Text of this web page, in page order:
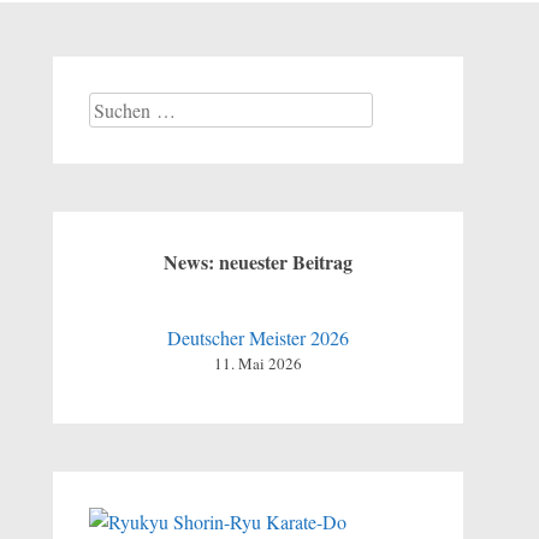
Suchen
nach:
News: neuester Beitrag
Deutscher Meister 2026
11. Mai 2026